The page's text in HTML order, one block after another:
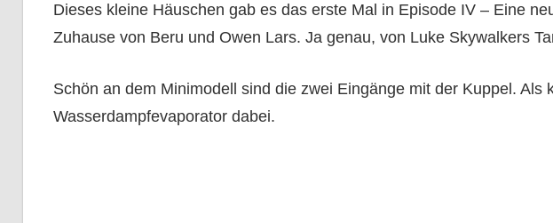
Dieses kleine Häuschen gab es das erste Mal in Episode IV – Eine
Zuhause von Beru und Owen Lars. Ja genau, von Luke Skywalkers
Schön an dem Minimodell sind die zwei Eingänge mit der Kuppel. Als
Wasserdampfevaporator dabei.